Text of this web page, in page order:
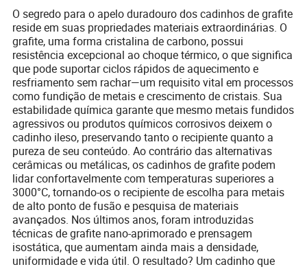
O segredo para o apelo duradouro dos cadinhos de grafite
reside em suas propriedades materiais extraordinárias. O
grafite, uma forma cristalina de carbono, possui
resistência excepcional ao choque térmico, o que significa
que pode suportar ciclos rápidos de aquecimento e
resfriamento sem rachar—um requisito vital em processos
como fundição de metais e crescimento de cristais. Sua
estabilidade química garante que mesmo metais fundidos
agressivos ou produtos químicos corrosivos deixem o
cadinho ileso, preservando tanto o recipiente quanto a
pureza de seu conteúdo. Ao contrário das alternativas
cerâmicas ou metálicas, os cadinhos de grafite podem
lidar confortavelmente com temperaturas superiores a
3000°C, tornando-os o recipiente de escolha para metais
de alto ponto de fusão e pesquisa de materiais
avançados. Nos últimos anos, foram introduzidas
técnicas de grafite nano-aprimorado e prensagem
isostática, que aumentam ainda mais a densidade,
uniformidade e vida útil. O resultado? Um cadinho que